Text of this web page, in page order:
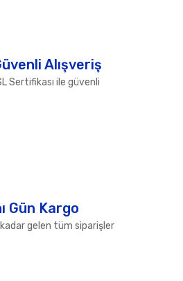
daha pahalı.
Alışveriş
Sertifikası ile güvenli
Gün Kargo
gelen tüm siparişler